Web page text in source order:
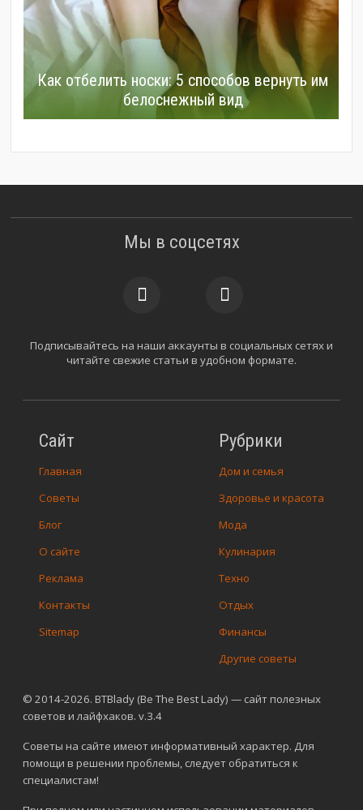
Как отбелить носки: 5 способов вернуть им
белоснежный вид
© 2014-2026. BTBlady (Be The Best Lady) — сайт полезных
советов и лайфхаков. v.3.4
Советы на сайте имеют информативный характер. Для
помощи в решении проблемы, следует обратиться к
специалистам!
Сайт
Главная
Советы
Блог
О сайте
Реклама
Контакты
Sitemap
Рубрики
Дом и семья
Здоровье и красота
Мода
Кулинария
Техно
Отдых
Финансы
Другие советы
Мы в соцсетях
Подписывайтесь на наши аккаунты в социальных сетях и
читайте свежие статьи в удобном формате.